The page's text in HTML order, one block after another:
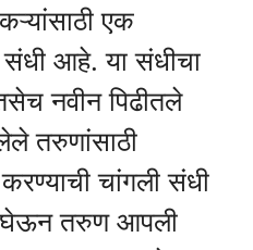
एक
संधी आहे. या संधीचा
नवीन पिढीतले
तरुणांसाठी
चांगली संधी
घेऊन तरुण आपली